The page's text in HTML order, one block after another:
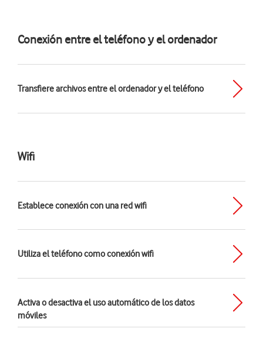
Conexión entre el teléfono y el ordenador
Transfiere archivos entre el ordenador y el teléfono
Wifi
Establece conexión con una red wifi
Utiliza el teléfono como conexión wifi
Activa o desactiva el uso automático de los datos
móviles